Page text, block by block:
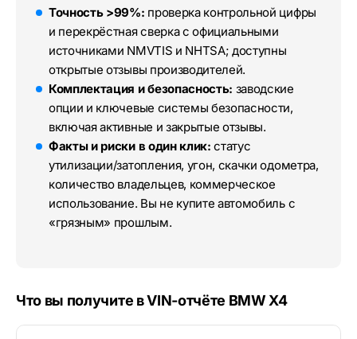
Точность >99%: проверка контрольной цифры
и перекрёстная сверка с официальными
источниками NMVTIS и NHTSA; доступны
открытые отзывы производителей.
Комплектация и безопасность: заводские
опции и ключевые системы безопасности,
включая активные и закрытые отзывы.
Факты и риски в один клик: статус
утилизации/затопления, угон, скачки одометра,
количество владельцев, коммерческое
использование. Вы не купите автомобиль с
«грязным» прошлым.
Что вы получите в VIN-отчёте BMW X4